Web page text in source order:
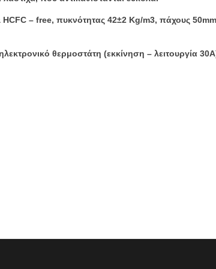
– free, πυκνότητας 42±2 Kg/m3, πάχους
θερμοστάτη (εκκίνηση – λειτουργία